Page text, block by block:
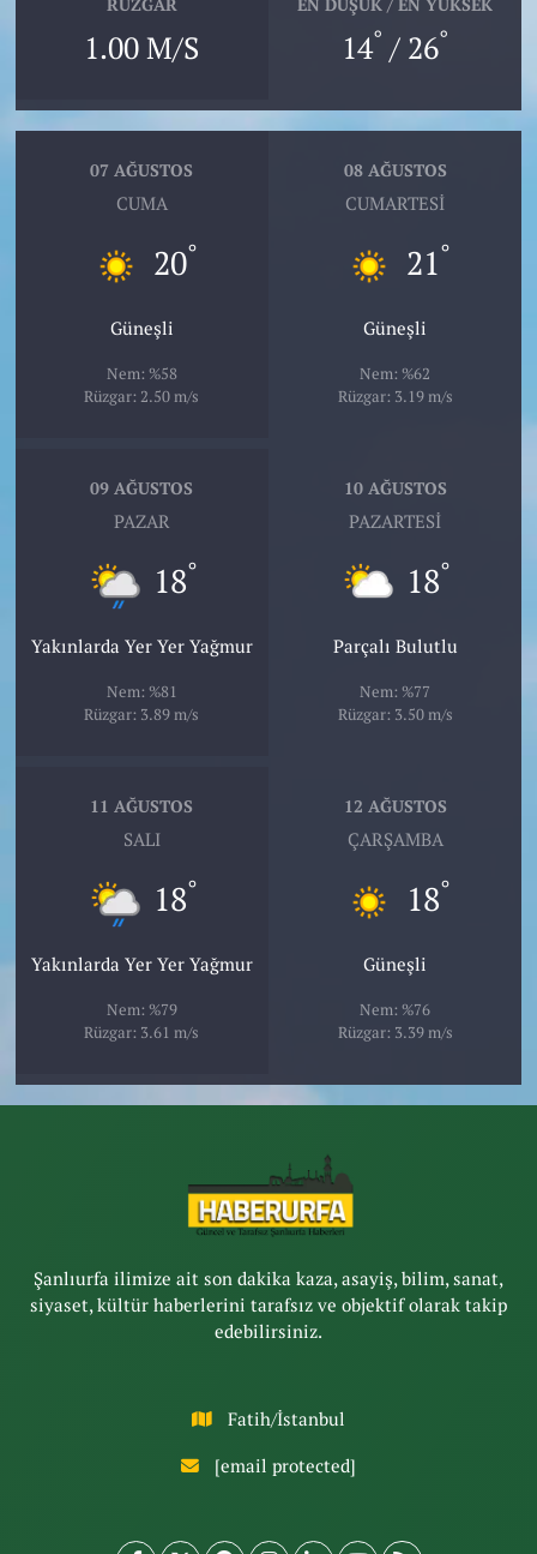
1.00 M/S 14° / 26°
07 AĞUSTOS
CUMA
20°
Güneşli
Nem: %58
Rüzgar: 2.50 m/s
08 AĞUSTOS
CUMARTESI
21°
Güneşli
Nem: %62
Rüzgar: 3.19 m/s
09 AĞUSTOS
PAZAR
18°
Yakınlarda Yer Yer Yağmur
Nem: %81
Rüzgar: 3.89 m/s
10 AĞUSTOS
PAZARTESI
18°
Parçalı Bulutlu
Nem: %77
Rüzgar: 3.50 m/s
11 AĞUSTOS
SALI
18°
Yakınlarda Yer Yer Yağmur
Nem: %79
Rüzgar: 3.61 m/s
12 AĞUSTOS
ÇARŞAMBA
18°
Güneşli
Nem: %76
Rüzgar: 3.39 m/s
Şanlıurfa ilimize ait son dakika kaza, asayiş, bilim, sanat,
siyaset, kültür haberlerini tarafsız ve objektif olarak takip
edebilirsiniz.
Fatih/İstanbul
[email protected]